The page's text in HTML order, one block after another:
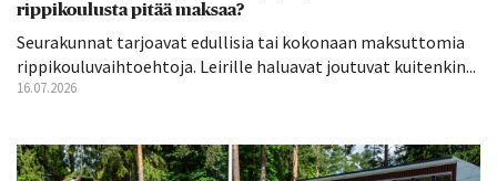
rippikoulusta pitää maksaa?
Seurakunnat tarjoavat edullisia tai kokonaan maksuttomia
rippikouluvaihtoehtoja. Leirille haluavat joutuvat kuitenkin...
16.07.2026